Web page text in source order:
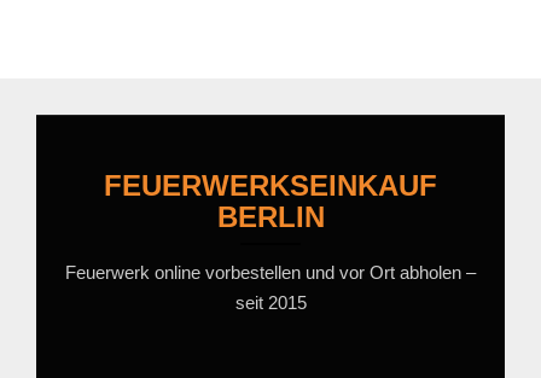
FEUERWERKSEINKAUF
BERLIN
Feuerwerk online vorbestellen und vor Ort abholen –
seit 2015